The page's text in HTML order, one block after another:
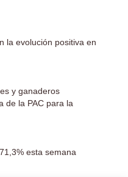
la evolución positiva en
y ganaderos
de la PAC para la
esta semana